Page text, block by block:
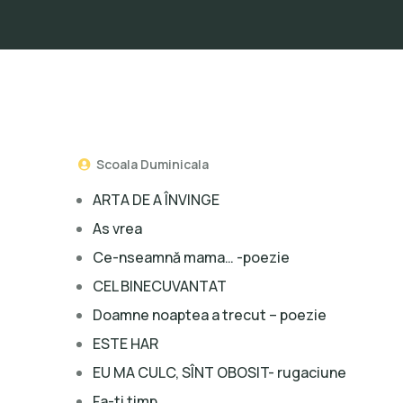
Scoala Duminicala
ARTA DE A ÎNVINGE
As vrea
Ce-nseamnă mama… -poezie
CEL BINECUVANTAT
Doamne noaptea a trecut – poezie
ESTE HAR
EU MA CULC, SÎNT OBOSIT- rugaciune